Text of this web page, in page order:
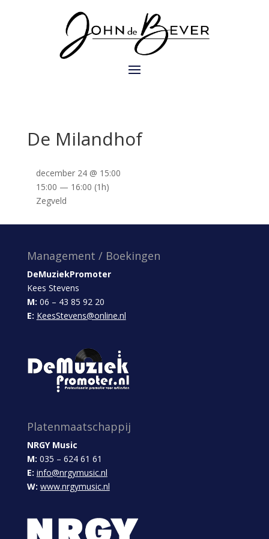
De Milandhof
december 24 @ 15:00
15:00 — 16:00 (1h)
Zegveld
Management / Boekingen
DeMuziekPromoter
Kees Stevens
M: 06 – 43 85 92 20
E: KeesStevens@online.nl
Platenmaatschappij
NRGY Music
M: 035 – 624 61 61
E: info@nrgymusic.nl
W: www.nrgymusic.nl